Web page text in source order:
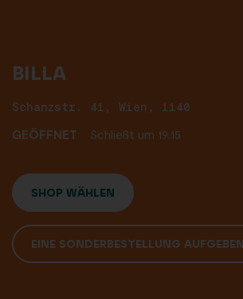
BILLA
Schanzstr. 41, Wien, 1140
GEÖFFNET
Schließt um 19:15
SHOP WÄHLEN
EINE SONDERBESTELLUNG AUFGEBEN